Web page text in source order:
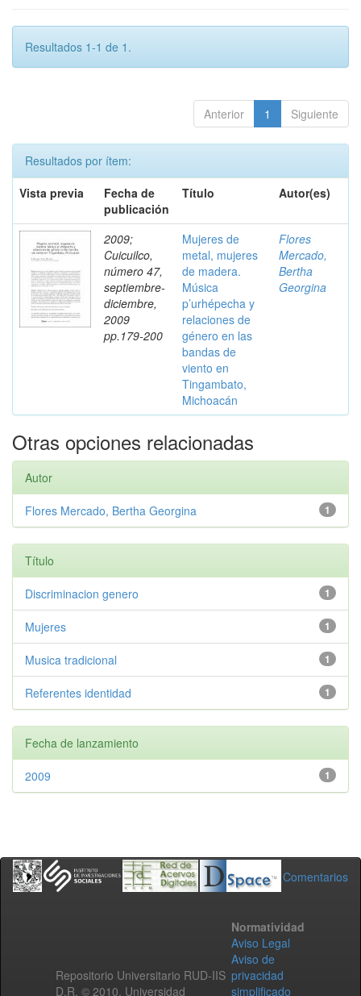
Resultados 1-1 de 1.
Anterior 1 Siguiente
Resultados por ítem:
Vista previa
Fecha de
publicación
Título Autor(es)
2009;
Cuicuilco,
número 47,
septiembre-
diciembre,
2009
pp.179-200
Mujeres de
metal, mujeres
de madera.
Música
p’urhépecha y
relaciones de
género en las
bandas de
viento en
Tingambato,
Michoacán
Flores
Mercado,
Bertha
Georgina
Otras opciones relacionadas
Autor
1
Flores Mercado, Bertha Georgina
Título
1
Discriminacion genero
1
Mujeres
1
Musica tradicional
1
Referentes identidad
Fecha de lanzamiento
1
2009
Comentarios
Repositorio Universitario RUD-IIS
D.R. © 2010. Universidad
Normatividad
Aviso Legal
Aviso de
privacidad
simplificado